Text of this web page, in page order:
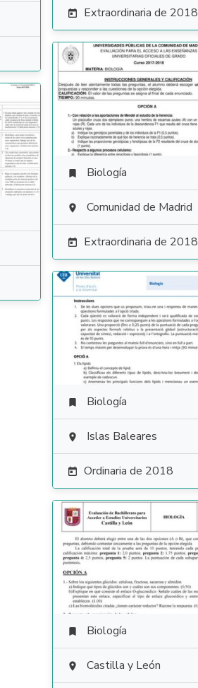
 Extraordinaria de 2018
 Biología
 Comunidad de Madrid
 Extraordinaria de 2018
 Biología
 Islas Baleares
 Ordinaria de 2018
 Biología
 Castilla y León